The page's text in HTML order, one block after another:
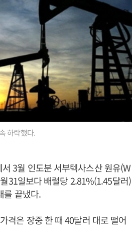
하락했다.
3월 인도분 서부텍사스산 원유(W
31일보다 배럴당 2.81%(1.45달러)
를 끝냈다.
격은 장중 한 때 40달러 대로 떨어